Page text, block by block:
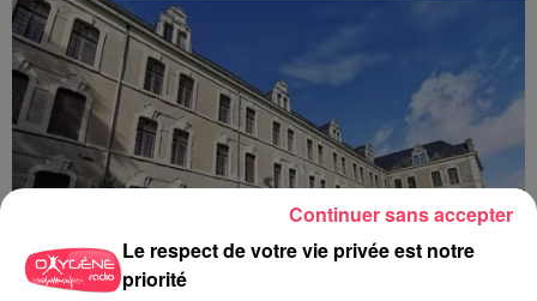
Le respect de votre vie privée est notre
priorité
Continuer sans accepter